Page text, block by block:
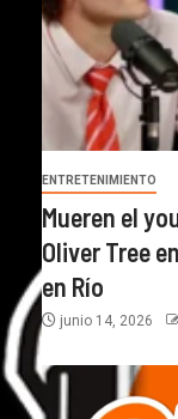
ENTRETENIMIENTO
Mueren el
Oliver Tree
en Río
junio 14, 2026